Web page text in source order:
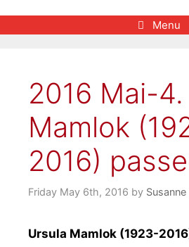
Menu
2016 Mai-
Mamlok
2016)
Friday May 6th, 2016 by
Ursula Mamlok (1923-